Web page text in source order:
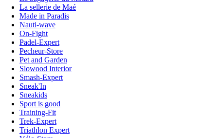
La sellerie de Maé
Made in Paradis
Nauti-wave
On-Fight
Padel-Expert
Pecheur-Store
Pet and Garden
Slowood Interior
Smash-Expert
Sneak'In
Sneakids
Sport is good
Training-Fit
Trek-Expert
Triathlon Expert